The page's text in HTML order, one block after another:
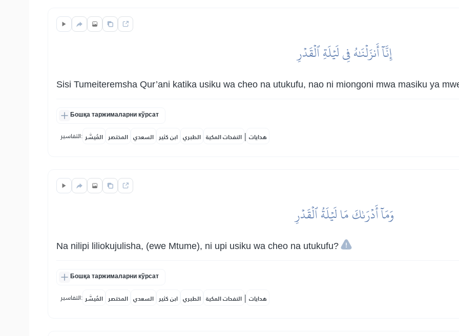
إِنَّآ أَنزَلۡنَٰهُ فِي لَيۡلَةِ ٱلۡقَدۡرِ
Sisi Tumeiteremsha Qur’ani katika usiku wa cheo na utukufu, nao ni miongoni mwa masiku ya
Бошқа таржималарни кўрсат
التفاسير: المُيسَّر المختصر السعدي ابن كثير الطبري النفحات المكية | هدايات
وَمَآ أَدۡرَىٰكَ مَا لَيۡلَةُ ٱلۡقَدۡرِ
Na nilipi liliokujulisha, (ewe Mtume), ni upi usiku wa cheo na utukufu?
Бошқа таржималарни кўрсат
التفاسير: المُيسَّر المختصر السعدي ابن كثير الطبري النفحات المكية | هدايات